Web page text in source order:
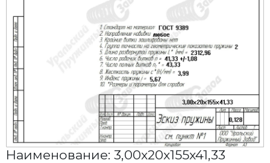
Наименование: 3,00x20x155x41,33